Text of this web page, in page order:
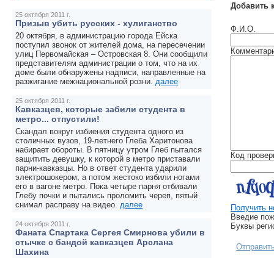
Добавить
Ф.И.О.
Код
Получить
Введие
Буквы
25 октября 2011 г.
Призыв убить русских - хулиганство
20 октября, в администрацию города Ейска
поступил звонок от жителей дома, на пересечении
улиц Первомайская – Островская 8. Они сообщили
представителям администрации о том, что на их
доме были обнаружены надписи, направленные на
разжигание межнациональной розни. далее
25 октября 2011 г.
Кавказцев, которые забили студента в
метро... отпустили!
Скандал вокруг избиения студента одного из
столичных вузов, 19-летнего Глеба Харитонова
набирает обороты. В пятницу утром Глеб пытался
защитить девушку, к которой в метро приставали
парни-кавказцы. Но в ответ студента ударили
электрошокером, а потом жестоко избили ногами
его в вагоне метро. Пока четыре парня отбивали
Глебу почки и пытались проломить череп, пятый
снимал расправу на видео. далее
24 октября 2011 г.
Фаната Спартака Сергея Смирнова убили в
стычке с бандой кавказцев Арслана
Шахина